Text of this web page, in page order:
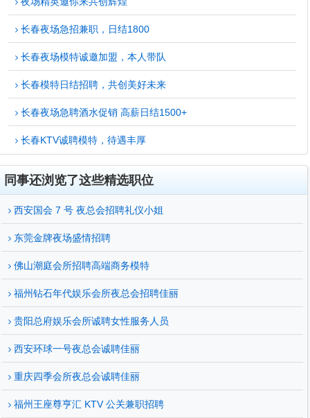
长春夜场急招兼职，日结1800
长春夜场模特诚邀加盟，本人带队
长春模特日结招聘，共创美好未来
长春夜场急聘酒水促销 高薪日结1500+
长春KTV诚聘模特，待遇丰厚
同事还浏览了这些精选职位
西安国会 7 号 夜总会招聘礼仪小姐
东莞金牌夜场盛情招聘
佛山潮庭会所招聘高端商务模特
福州钻石年代娱乐会所夜总会招聘佳丽
贵阳总府娱乐会所诚聘女性服务人员
西安环球一号夜总会诚聘佳丽
重庆四季会所夜总会诚聘佳丽
福州王座尊亨汇 KTV 公关兼职招聘